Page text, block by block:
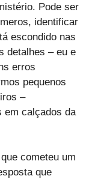
Pode ser
identificar
escondido nas
detalhes – eu e
erros
pequenos
–
em calçados da
cometeu um
que